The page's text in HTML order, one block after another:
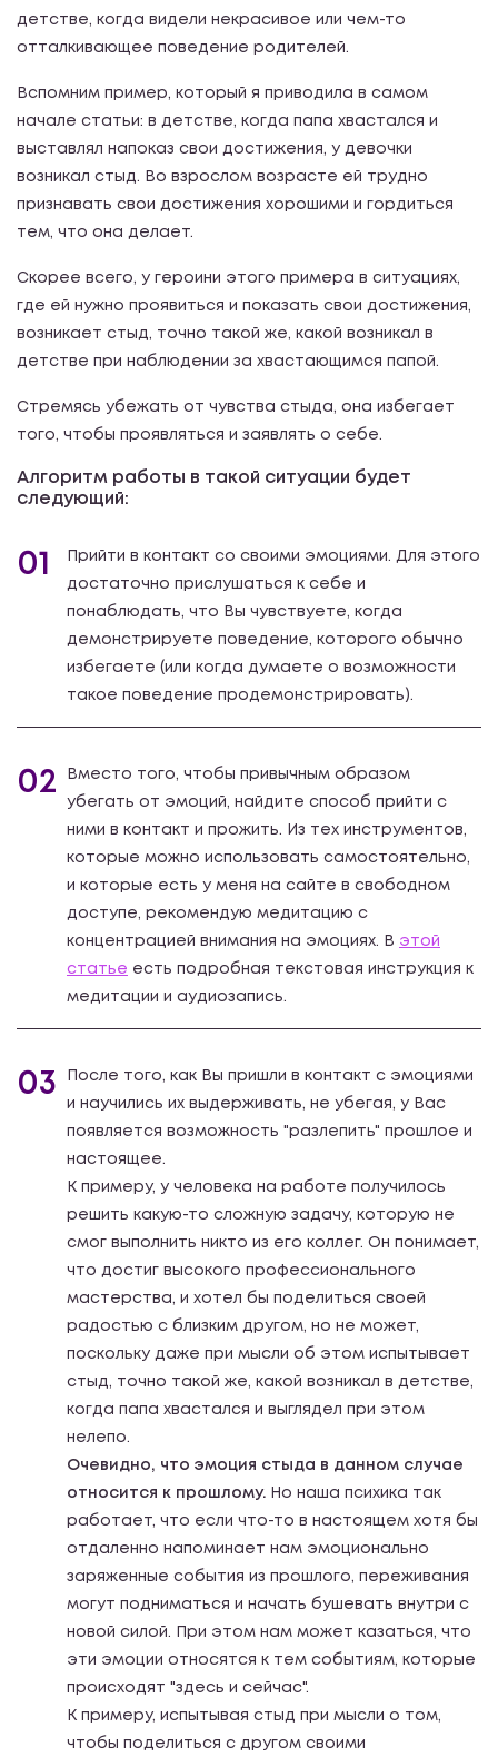
детстве, когда видели некрасивое или чем-то
отталкивающее поведение родителей.
Вспомним пример, который я приводила в самом
начале статьи: в детстве, когда папа хвастался и
выставлял напоказ свои достижения, у девочки
возникал стыд. Во взрослом возрасте ей трудно
признавать свои достижения хорошими и гордиться
тем, что она делает.
Скорее всего, у героини этого примера в ситуациях,
где ей нужно проявиться и показать свои достижения,
возникает стыд, точно такой же, какой возникал в
детстве при наблюдении за хвастающимся папой.
Стремясь убежать от чувства стыда, она избегает
того, чтобы проявляться и заявлять о себе.
Алгоритм работы в такой ситуации будет
следующий:
01 Прийти в контакт со своими эмоциями. Для этого
достаточно прислушаться к себе и
понаблюдать, что Вы чувствуете, когда
демонстрируете поведение, которого обычно
избегаете (или когда думаете о возможности
такое поведение продемонстрировать).
02 Вместо того, чтобы привычным образом
убегать от эмоций, найдите способ прийти с
ними в контакт и прожить. Из тех инструментов,
которые можно использовать самостоятельно,
и которые есть у меня на сайте в свободном
доступе, рекомендую медитацию с
концентрацией внимания на эмоциях. В этой
статье есть подробная текстовая инструкция к
медитации и аудиозапись.
03 После того, как Вы пришли в контакт с эмоциями
и научились их выдерживать, не убегая, у Вас
появляется возможность "разлепить" прошлое и
настоящее.
К примеру, у человека на работе получилось
решить какую-то сложную задачу, которую не
смог выполнить никто из его коллег. Он понимает,
что достиг высокого профессионального
мастерства, и хотел бы поделиться своей
радостью с близким другом, но не может,
поскольку даже при мысли об этом испытывает
стыд, точно такой же, какой возникал в детстве,
когда папа хвастался и выглядел при этом
нелепо.
Очевидно, что эмоция стыда в данном случае
относится к прошлому. Но наша психика так
работает, что если что-то в настоящем хотя бы
отдаленно напоминает нам эмоционально
заряженные события из прошлого, переживания
могут подниматься и начать бушевать внутри с
новой силой. При этом нам может казаться, что
эти эмоции относятся к тем событиям, которые
происходят "здесь и сейчас".
К примеру, испытывая стыд при мысли о том,
чтобы поделиться с другом своими